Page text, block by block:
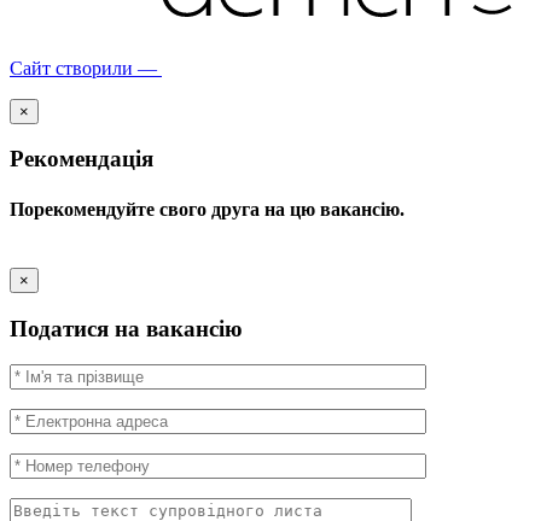
Сайт створили —
×
Рекомендація
Порекомендуйте свого друга на цю вакансію.
×
Податися на вакансію